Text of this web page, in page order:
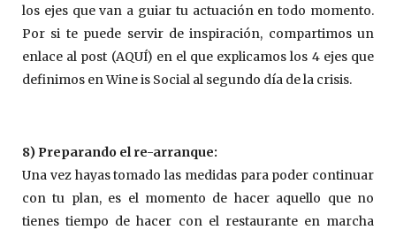
los ejes que van a guiar tu actuación en todo momento.
Por si te puede servir de inspiración, compartimos un
enlace al post (AQUÍ) en el que explicamos los 4 ejes que
definimos en Wine is Social al segundo día de la crisis.
8) Preparando el re-arranque:
Una vez hayas tomado las medidas para poder continuar
con tu plan, es el momento de hacer aquello que no
tienes tiempo de hacer con el restaurante en marcha